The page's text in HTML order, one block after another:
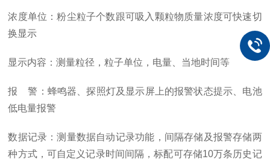
浓度单位：粉尘粒子个数跟可吸入颗粒物质量浓度可快速切
换显示
显示内容：测量粒径，粒子单位，电量、当地时间等
报 警：蜂鸣器、探照灯及显示屏上的报警状态提示、电池
低电量报警
数据记录：测量数据自动记录功能，间隔存储及报警存储两
种方式，可自定义记录时间间隔，标配可存储10万条历史记